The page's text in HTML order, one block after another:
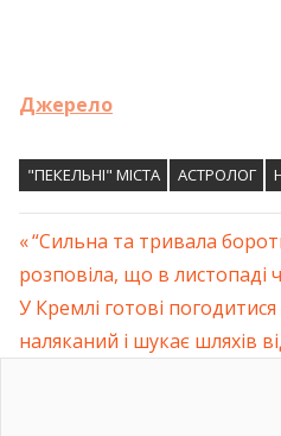
Джерело
"ПЕКЕЛЬНІ" МІСТА АСТРОЛОГ
Навігація
записів
Previous
Post:
“Сильна та тривала
розповіла, що в листопаді
Next
Post:
У Кремлі готові
наляканий і шукає шляхів